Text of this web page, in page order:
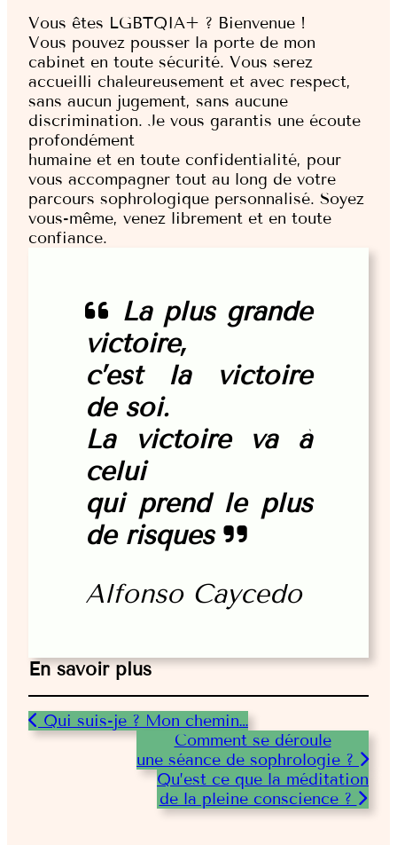
Vous êtes LGBTQIA+ ? Bienvenue !
Vous pouvez pousser la porte de mon
cabinet en toute sécurité. Vous serez
accueilli chaleureusement et avec respect,
sans aucun jugement, sans aucune
discrimination. Je vous garantis une écoute
profondément
humaine et en toute confidentialité, pour
vous accompagner tout au long de votre
parcours sophrologique personnalisé. Soyez
vous-même, venez librement et en toute
confiance.
La plus grande
victoire,
c’est la victoire
de soi.
La victoire va à
celui
qui prend le plus
de risques
Alfonso Caycedo
En savoir plus
Qui suis-je ? Mon chemin…
Comment se déroule
une séance de sophrologie ?
Qu’est ce que la méditation
de la pleine conscience ?